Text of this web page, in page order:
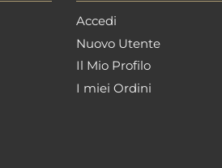
Accedi
Nuovo Utente
Il Mio Profilo
I miei Ordini